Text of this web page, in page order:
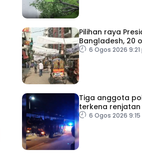
Pilihan raya
Bangladesh, 20
6 Ogos 2026
Tiga anggota
terkena
6 Ogos 2026